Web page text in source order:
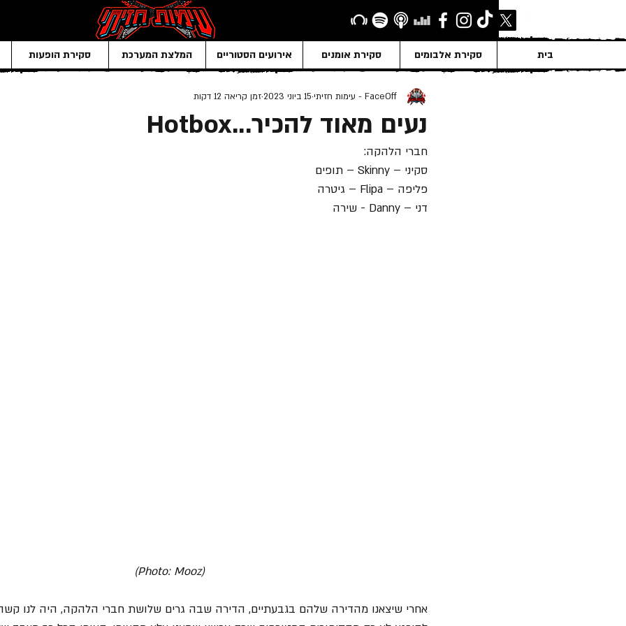
בית סקירת אלבומים סקירת אומנים אירועים הסטוריים המלצת המערכת סקירת הופעות
נעים מאוד להכיר...Hotbox
FaceOff - עימות חזיתי 15 ביוני 2023 זמן קריאה 12 דקות
חברי הלהקה:
סקיני – Skinny – תופים
פליפה – Flipa – גיטרה
דני – Danny - שירה
(Photo: Mooz)
אחרי שיצאנו מהדירה שלהם בגבעתיים, הדירה שבה גרים שלושת חברי הלהקה, היה לנו